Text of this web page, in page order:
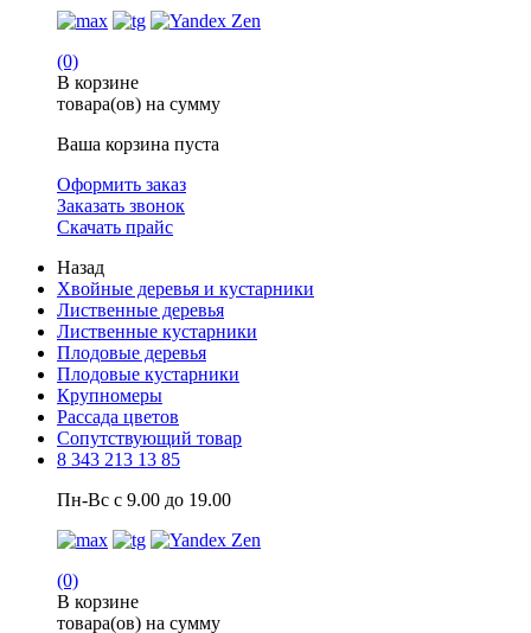
(0)
В корзине
товара(ов) на сумму
Ваша корзина пуста
Оформить заказ
Заказать звонок
Скачать прайс
Назад
Хвойные деревья и кустарники
Лиственные деревья
Лиственные кустарники
Плодовые деревья
Плодовые кустарники
Крупномеры
Рассада цветов
Сопутствующий товар
8 343 213 13 85
Пн-Вс с 9.00 до 19.00
(0)
В корзине
товара(ов) на сумму